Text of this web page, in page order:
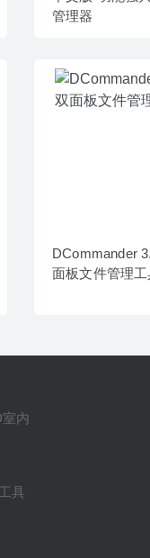
管理器
DCommander
面板文件管理
内
具